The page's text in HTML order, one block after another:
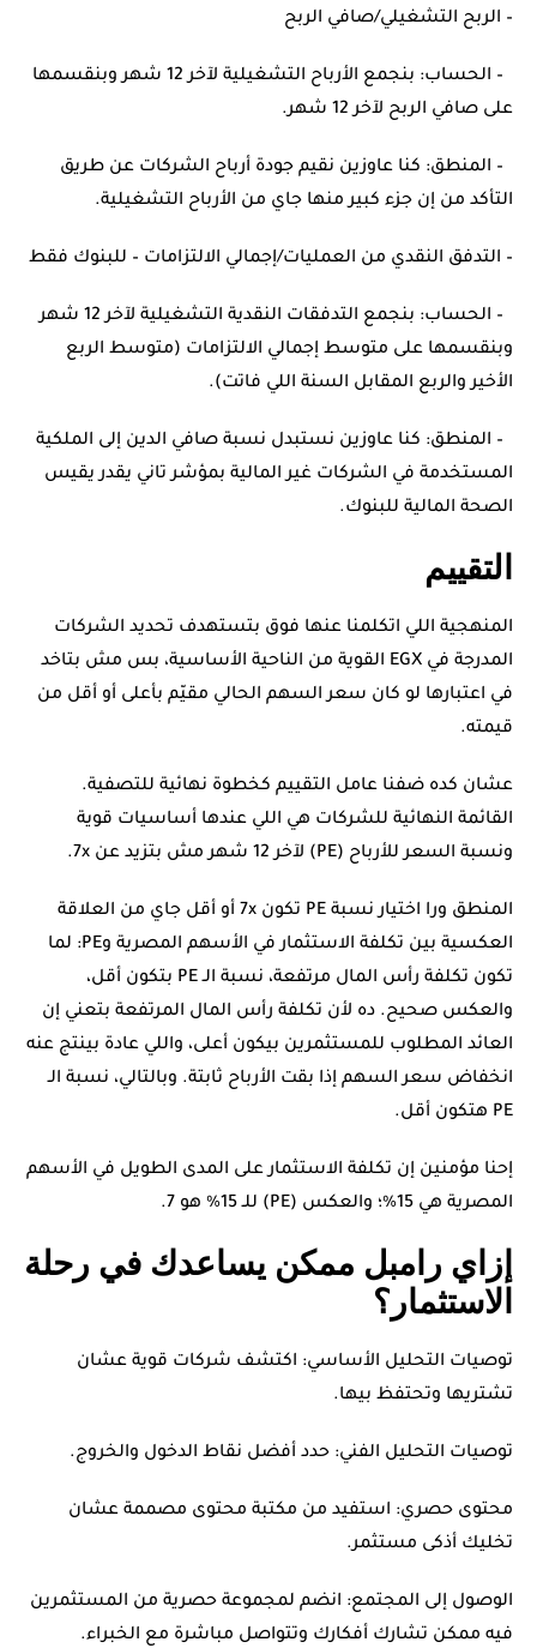
– الربح التشغيلي/صافي الربح
– الحساب: بنجمع الأرباح التشغيلية لآخر 12 شهر وبنقسمها
على صافي الربح لآخر 12 شهر.
– المنطق: كنا عاوزين نقيم جودة أرباح الشركات عن طريق
التأكد من إن جزء كبير منها جاي من الأرباح التشغيلية.
– التدفق النقدي من العمليات/إجمالي الالتزامات – للبنوك فقط
– الحساب: بنجمع التدفقات النقدية التشغيلية لآخر 12 شهر
وبنقسمها على متوسط إجمالي الالتزامات (متوسط الربع
الأخير والربع المقابل السنة اللي فاتت).
– المنطق: كنا عاوزين نستبدل نسبة صافي الدين إلى الملكية
المستخدمة في الشركات غير المالية بمؤشر تاني يقدر يقيس
الصحة المالية للبنوك.
التقييم
المنهجية اللي اتكلمنا عنها فوق بتستهدف تحديد الشركات
المدرجة في EGX القوية من الناحية الأساسية، بس مش بتاخد
في اعتبارها لو كان سعر السهم الحالي مقيّم بأعلى أو أقل من
قيمته.
عشان كده ضفنا عامل التقييم كخطوة نهائية للتصفية.
القائمة النهائية للشركات هي اللي عندها أساسيات قوية
ونسبة السعر للأرباح (PE) لآخر 12 شهر مش بتزيد عن 7x.
المنطق ورا اختيار نسبة PE تكون 7x أو أقل جاي من العلاقة
العكسية بين تكلفة الاستثمار في الأسهم المصرية وPE: لما
تكون تكلفة رأس المال مرتفعة، نسبة الـ PE بتكون أقل،
والعكس صحيح. ده لأن تكلفة رأس المال المرتفعة بتعني إن
العائد المطلوب للمستثمرين بيكون أعلى، واللي عادة بينتج عنه
انخفاض سعر السهم إذا بقت الأرباح ثابتة. وبالتالي، نسبة الـ
PE هتكون أقل.
إحنا مؤمنين إن تكلفة الاستثمار على المدى الطويل في الأسهم
المصرية هي 15%؛ والعكس (PE) للـ 15% هو 7.
إزاي رامبل ممكن يساعدك في رحلة
الاستثمار؟
توصيات التحليل الأساسي: اكتشف شركات قوية عشان
تشتريها وتحتفظ بيها.
توصيات التحليل الفني: حدد أفضل نقاط الدخول والخروج.
محتوى حصري: استفيد من مكتبة محتوى مصممة عشان
تخليك أذكى مستثمر.
الوصول إلى المجتمع: انضم لمجموعة حصرية من المستثمرين
فيه ممكن تشارك أفكارك وتتواصل مباشرة مع الخبراء.